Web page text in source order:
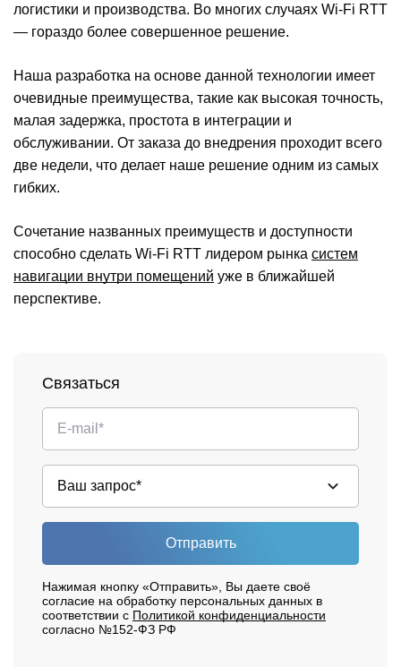
логистики и производства. Во многих случаях Wi-Fi RTT
— гораздо более совершенное решение.
Наша разработка на основе данной технологии имеет
очевидные преимущества, такие как высокая точность,
малая задержка, простота в интеграции и
обслуживании. От заказа до внедрения проходит всего
две недели, что делает наше решение одним из самых
гибких.
Сочетание названных преимуществ и доступности
способно сделать Wi-Fi RTT лидером рынка систем
навигации внутри помещений уже в ближайшей
перспективе.
Связаться
Отправить
Нажимая кнопку «Отправить», Вы даете своё
согласие на обработку персональных данных в
соответствии с Политикой конфиденциальности
согласно №152-ФЗ РФ